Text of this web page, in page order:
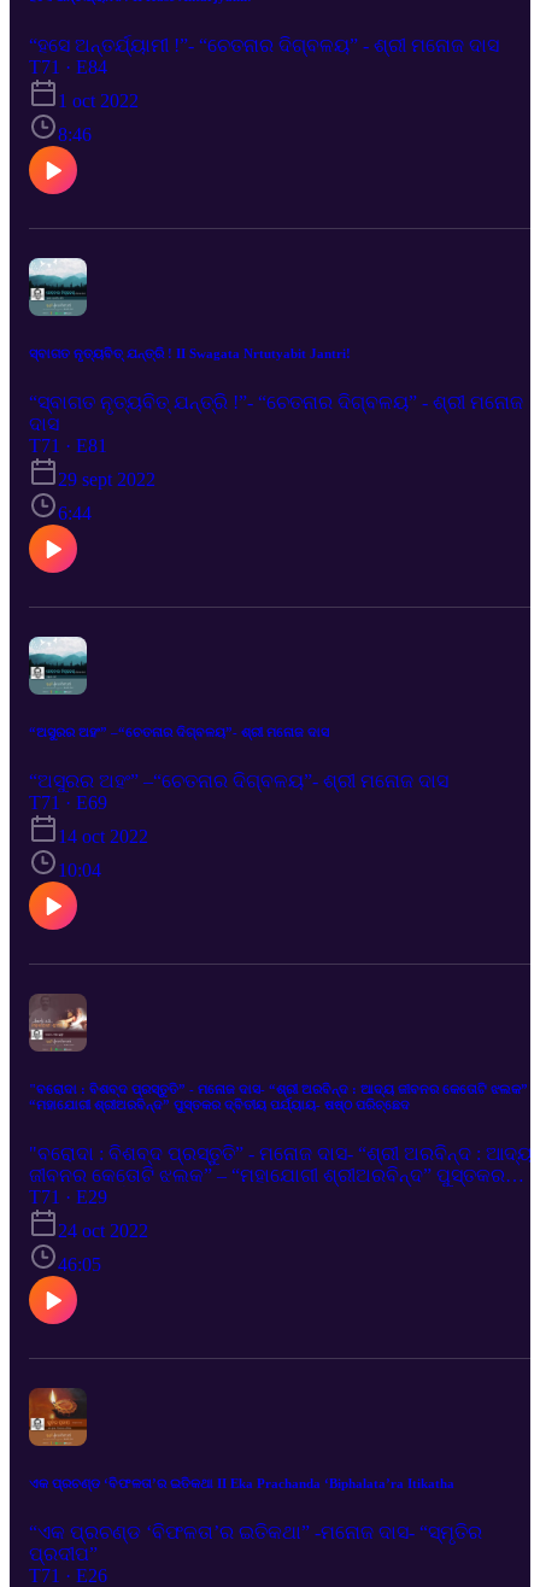
“ହସେ ଅନ୍ତର୍ଯ୍ୟାମୀ !”- “ଚେତନାର ଦିଗ୍‌ବଳୟ” - ଶ୍ରୀ ମନୋଜ ଦାସ
T71 · E84
1 oct 2022
8:46
ସ୍ବାଗତ ନୃତ୍ୟବିତ୍‌ ଯନ୍ତ୍ରି ! II Swagata Nrtutyabit Jantri!
“ସ୍ବାଗତ ନୃତ୍ୟବିତ୍‌ ଯନ୍ତ୍ରି !”- “ଚେତନାର ଦିଗ୍‌ବଳୟ” - ଶ୍ରୀ ମନୋଜ
ଦାସ
T71 · E81
29 sept 2022
6:44
“ଅସୁରର ଅହଂ” –“ଚେତନାର ଦିଗ୍‌ବଳୟ”- ଶ୍ରୀ ମନୋଜ ଦାସ
“ଅସୁରର ଅହଂ” –“ଚେତନାର ଦିଗ୍‌ବଳୟ”- ଶ୍ରୀ ମନୋଜ ଦାସ
T71 · E69
14 oct 2022
10:04
"ବରୋଦା : ବିଶବ୍ଦ ପ୍ରସ୍ତୁତି” - ମନୋଜ ଦାସ- “ଶ୍ରୀ ଅରବିନ୍ଦ : ଆଦ୍ୟ ଜୀବନର କେତୋଟି ଝଲକ” –
“ମହାଯୋଗୀ ଶ୍ରୀଅରବିନ୍ଦ” ପୁସ୍ତକର ଦ୍ବିତୀୟ ପର୍ଯ୍ୟାୟ- ଷଷ୍ଠ ପରିଚ୍ଛେଦ
"ବରୋଦା : ବିଶବ୍ଦ ପ୍ରସ୍ତୁତି” - ମନୋଜ ଦାସ- “ଶ୍ରୀ ଅରବିନ୍ଦ : ଆଦ୍ୟ
ଜୀବନର କେତୋଟି ଝଲକ” – “ମହାଯୋଗୀ ଶ୍ରୀଅରବିନ୍ଦ” ପୁସ୍ତକର
ଦ୍ବିତୀୟ ପର୍ଯ୍ୟାୟ- ଷଷ୍ଠ ପରିଚ୍ଛେଦ
T71 · E29
24 oct 2022
46:05
ଏକ ପ୍ରଚଣ୍ଡ ‘ବିଫଳତା’ର ଇତିକଥା II Eka Prachanda ‘Biphalata’ra Itikatha
“ଏକ ପ୍ରଚଣ୍ଡ ‘ବିଫଳତା’ର ଇତିକଥା” -ମନୋଜ ଦାସ- “ସ୍ମୃତିର
ପ୍ରଦୀପ”
T71 · E26